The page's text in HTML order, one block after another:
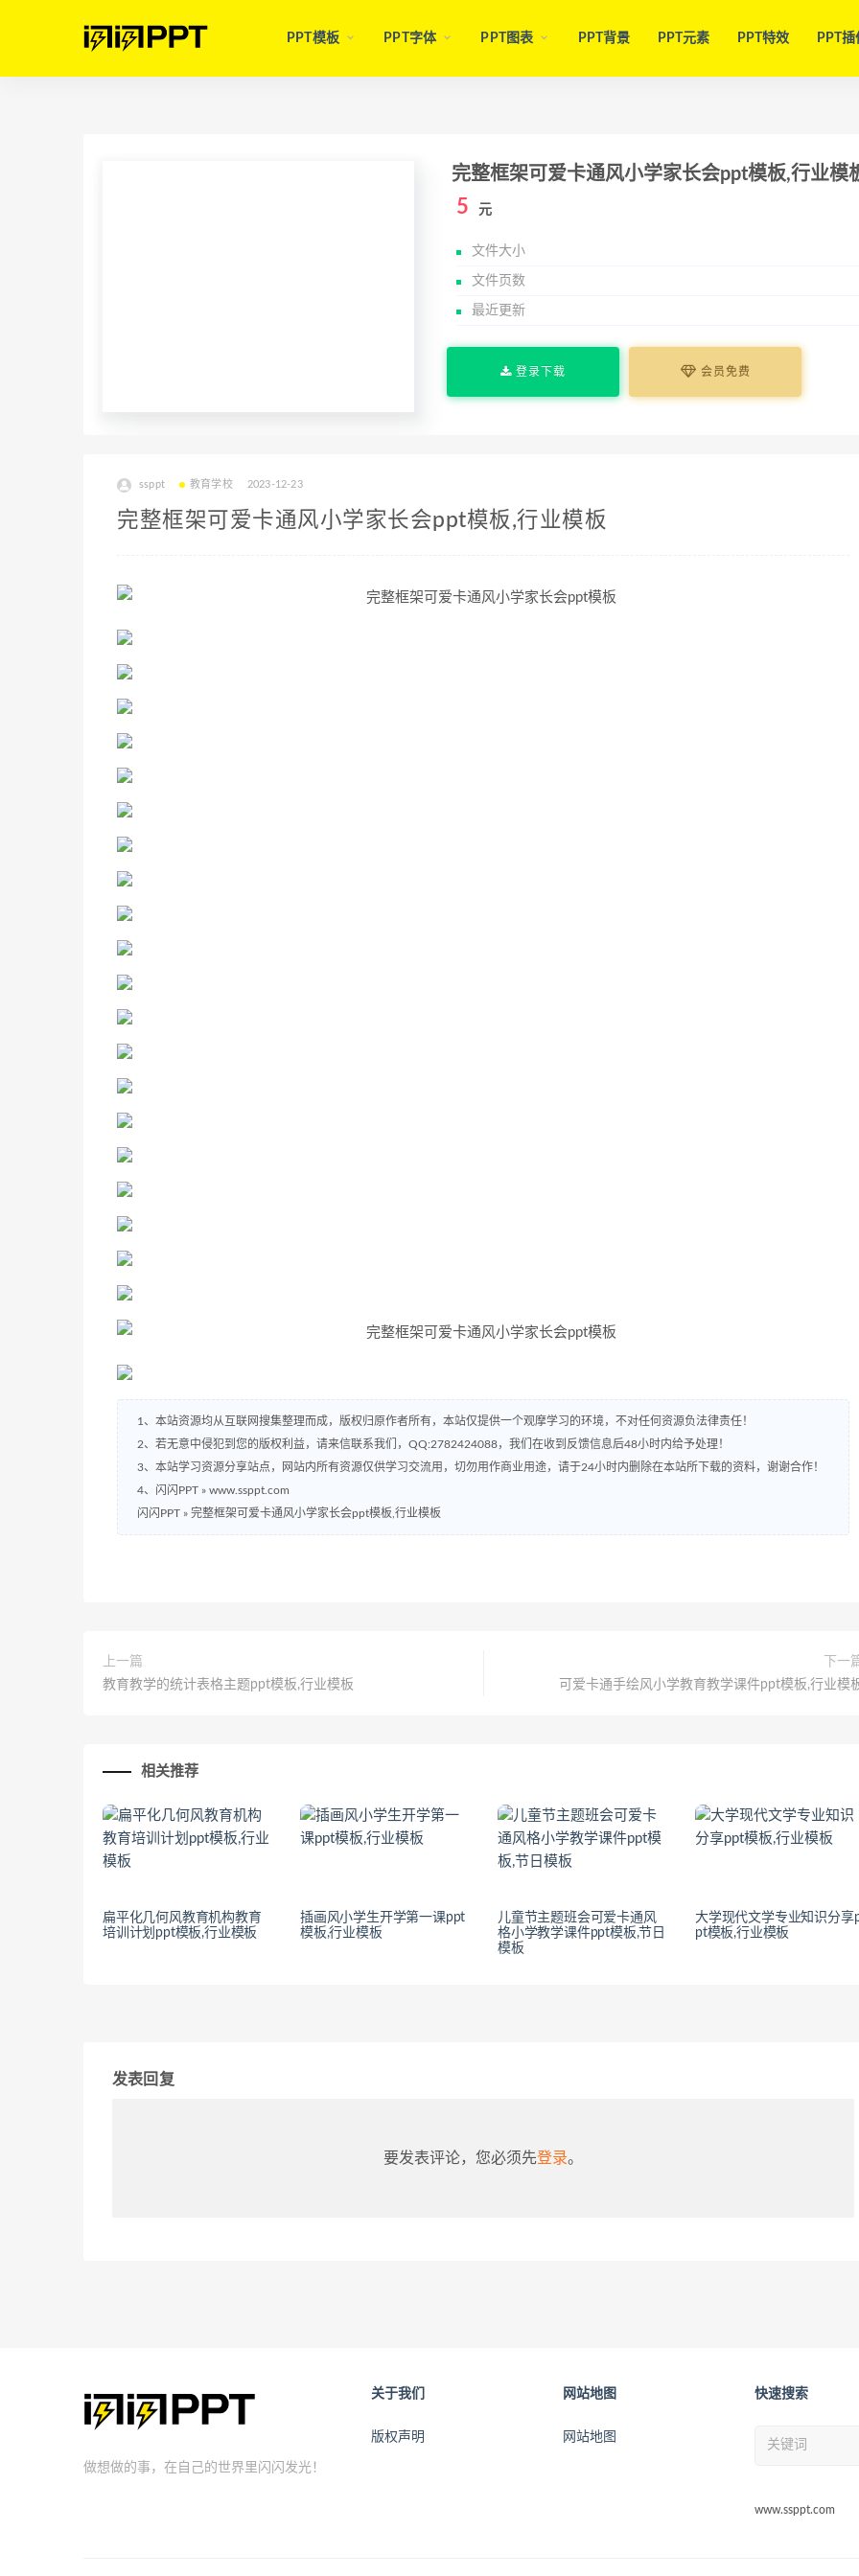
PPT模板 PPT字体 PPT图表 PPT背景 PPT元素 PPT特效 PPT插
完整框架可爱卡通风小学家长会ppt模板,行业模
5 元
文件大小
文件页数
最近更新
登录下载 会员免费
ssppt 教育学校 2023-12-23
完整框架可爱卡通风小学家长会ppt模板,行业模板
1、本站资源均从互联网搜集整理而成，版权归原作者所有，本站仅提供一个观摩学习的环境，不对任何资源负法律责任！
2、若无意中侵犯到您的版权利益，请来信联系我们，QQ:2782424088，我们在收到反馈信息后48小时内给予处理！
3、本站学习资源分享站点，网站内所有资源仅供学习交流用，切勿用作商业用途，请于24小时内删除在本站所下载的资料，谢谢合作！
4、闪闪PPT » www.ssppt.com
闪闪PPT » 完整框架可爱卡通风小学家长会ppt模板,行业模板
上一篇
教育教学的统计表格主题ppt模板,行业模板
下一
可爱卡通手绘风小学教育教学课件ppt模板,行业模
相关推荐
扁平化几何风教育机构教育
培训计划ppt模板,行业模板
插画风小学生开学第一课ppt
模板,行业模板
儿童节主题班会可爱卡通风
格小学教学课件ppt模板,节日
模板
大学现代文学专业知识分享
pt模板,行业模板
发表回复
要发表评论，您必须先登录。
做想做的事，在自己的世界里闪闪发光！
关于我们
版权声明
网站地图
网站地图
快速搜索
www.ssppt.com